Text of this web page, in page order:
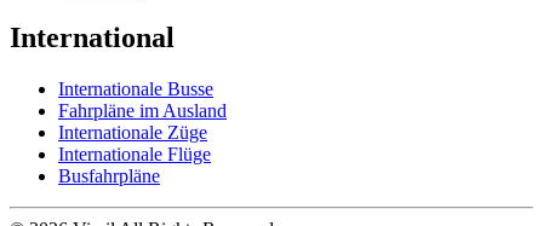
International
Internationale Busse
Fahrpläne im Ausland
Internationale Züge
Internationale Flüge
Busfahrpläne